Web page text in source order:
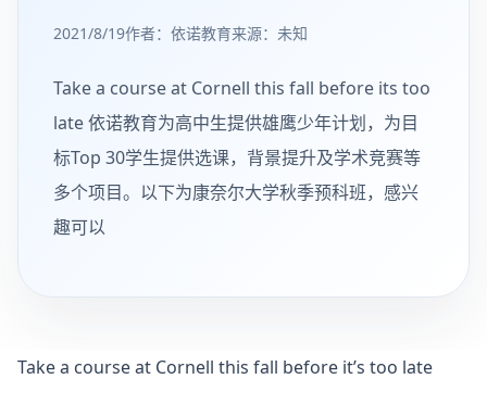
2021/8/19作者：依诺教育来源： 未知
Take a course at Cornell this fall before its too
late 依诺教育为高中生提供雄鹰少年计划，为目
标Top 30学生提供选课，背景提升及学术竞赛等
多个项目。以下为康奈尔大学秋季预科班，感兴
趣可以
Take a course at Cornell this fall before it’s too late